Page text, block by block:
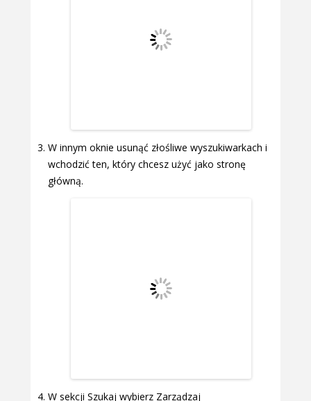
W innym oknie usunąć złośliwe wyszukiwarkach i
wchodzić ten, który chcesz użyć jako stronę
główną.
W sekcji Szukaj wybierz Zarządzaj